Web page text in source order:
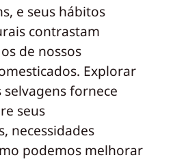
e seus hábitos
contrastam
de nossos
Explorar
selvagens fornece
seus
necessidades
podemos melhorar